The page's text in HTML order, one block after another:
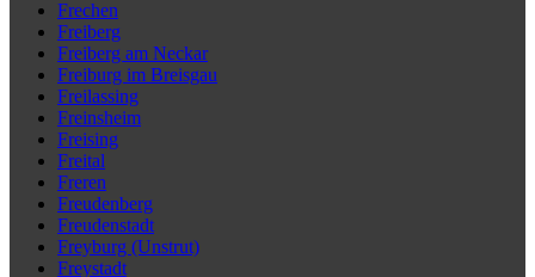
Frechen
Freiberg
Freiberg am Neckar
Freiburg im Breisgau
Freilassing
Freinsheim
Freising
Freital
Freren
Freudenberg
Freudenstadt
Freyburg (Unstrut)
Freystadt